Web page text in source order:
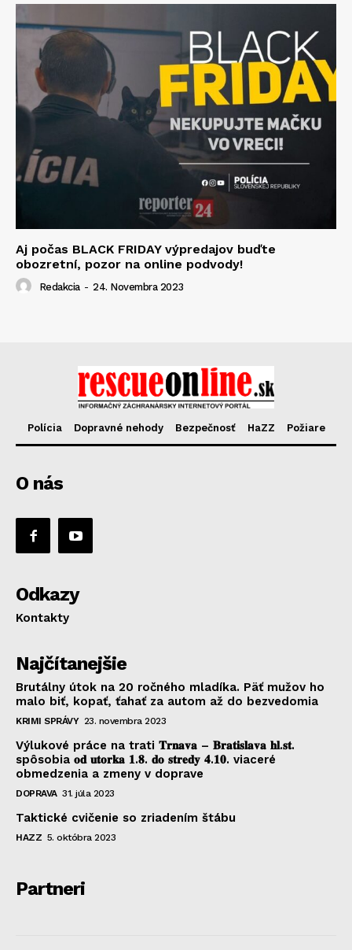
Aj počas BLACK FRIDAY výpredajov buďte
obozretní, pozor na online podvody!
Redakcia - 24. Novembra 2023
Polícia Dopravné nehody Bezpečnosť HaZZ Požiare
O nás
Odkazy
Kontakty
Najčítanejšie
Brutálny útok na 20 ročného mladíka. Päť mužov ho
malo biť, kopať, ťahať za autom až do bezvedomia
KRIMI SPRÁVY 23. novembra 2023
Výlukové práce na trati 𝐓𝐫𝐧𝐚𝐯𝐚 – 𝐁𝐫𝐚𝐭𝐢𝐬𝐥𝐚𝐯𝐚 𝐡𝐥.𝐬𝐭.
spôsobia 𝐨𝐝 𝐮𝐭𝐨𝐫𝐤𝐚 𝟏.𝟖. 𝐝𝐨 𝐬𝐭𝐫𝐞𝐝𝐲 𝟒.𝟏𝟎. viaceré
obmedzenia a zmeny v doprave
DOPRAVA 31. júla 2023
Taktické cvičenie so zriadením štábu
HAZZ 5. októbra 2023
Partneri